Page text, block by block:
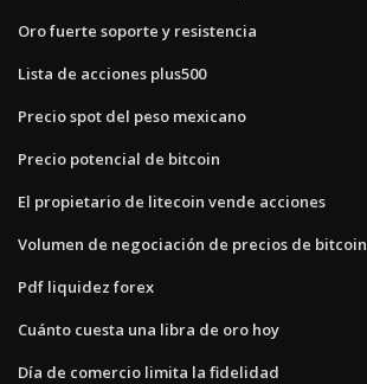
Oro fuerte soporte y resistencia
Lista de acciones plus500
Precio spot del peso mexicano
Precio potencial de bitcoin
El propietario de litecoin vende acciones
Volumen de negociación de precios de bitcoin
Pdf liquidez forex
Cuánto cuesta una libra de oro hoy
Día de comercio limita la fidelidad